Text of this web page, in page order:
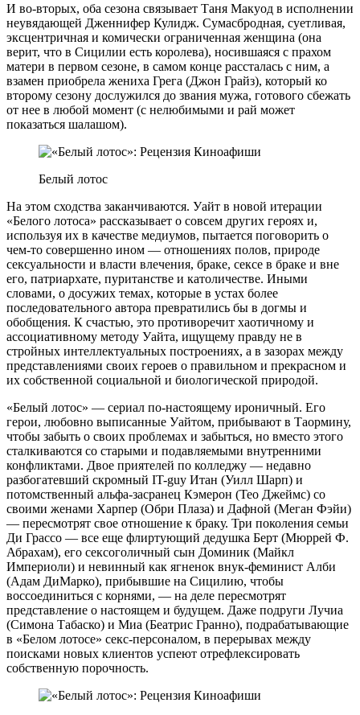
И во-вторых, оба сезона связывает Таня Макуод в исполнении
неувядающей Дженнифер Кулидж. Сумасбродная, суетливая,
эксцентричная и комически ограниченная женщина (она
верит, что в Сицилии есть королева), носившаяся с прахом
матери в первом сезоне, в самом конце рассталась с ним, а
взамен приобрела жениха Грега (Джон Грайз), который ко
второму сезону дослужился до звания мужа, готового сбежать
от нее в любой момент (с нелюбимыми и рай может
показаться шалашом).
Белый лотос
На этом сходства заканчиваются. Уайт в новой итерации
«Белого лотоса» рассказывает о совсем других героях и,
используя их в качестве медиумов, пытается поговорить о
чем-то совершенно ином — отношениях полов, природе
сексуальности и власти влечения, браке, сексе в браке и вне
его, патриархате, пуританстве и католичестве. Иными
словами, о досужих темах, которые в устах более
последовательного автора превратились бы в догмы и
обобщения. К счастью, это противоречит хаотичному и
ассоциативному методу Уайта, ищущему правду не в
стройных интеллектуальных построениях, а в зазорах между
представлениями своих героев о правильном и прекрасном и
их собственной социальной и биологической природой.
«Белый лотос» — сериал по-настоящему ироничный. Его
герои, любовно выписанные Уайтом, прибывают в Таормину,
чтобы забыть о своих проблемах и забыться, но вместо этого
сталкиваются со старыми и подавляемыми внутренними
конфликтами. Двое приятелей по колледжу — недавно
разбогатевший скромный IT-guy Итан (Уилл Шарп) и
потомственный альфа-засранец Кэмерон (Тео Джеймс) со
своими женами Харпер (Обри Плаза) и Дафной (Меган Фэйи)
— пересмотрят свое отношение к браку. Три поколения семьи
Ди Грассо — все еще флиртующий дедушка Берт (Мюррей Ф.
Абрахам), его сексоголичный сын Доминик (Майкл
Империоли) и невинный как ягненок внук-феминист Алби
(Адам ДиМарко), прибывшие на Сицилию, чтобы
воссоединиться с корнями, — на деле пересмотрят
представление о настоящем и будущем. Даже подруги Лучиа
(Симона Табаско) и Миа (Беатрис Гранно), подрабатывающие
в «Белом лотосе» секс-персоналом, в перерывах между
поисками новых клиентов успеют отрефлексировать
собственную порочность.